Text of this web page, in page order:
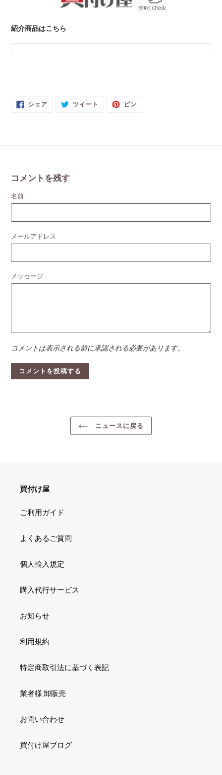
紹介商品はこちら
シェアFACEBOOKツイート
TWITTERピンPINTEREST
コメントを残す
名前
メールアドレス
メッセージ
コメントは表示される前に承認される必要があります。
ニュースに戻る
買付け屋
ご利用ガイド
よくあるご質問
個人輸入規定
購入代行サービス
お知らせ
利用規約
特定商取引法に基づく表記
業者様 卸販売
お問い合わせ
買付け屋ブログ